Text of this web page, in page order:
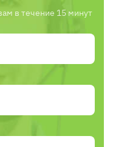
в течение 15 минут